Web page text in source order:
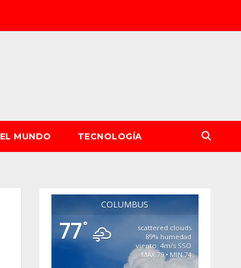
EL MUNDO TECNOLOGÍA
COLUMBUS
77°
scattered clouds
89% humedad
viento: 4m/s SSO
MAX 79 • MIN 74